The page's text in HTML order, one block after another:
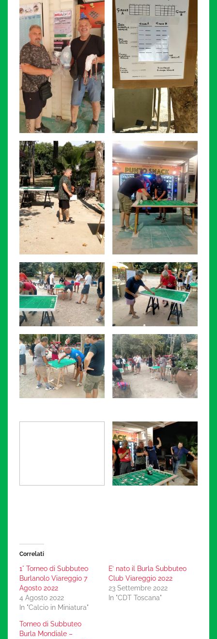
Correlati
1° Torneo di Subbuteo
Burlanolo Viareggio 7
Agosto 2022
4 Agosto 2022
In "Calcio in Miniatura"
E’ nato il Burla Subbuteo
Club Viareggio 2022
23 Settembre 2022
In "CDT Toscana"
Torneo di Subbuteo
Burla Mondiale –